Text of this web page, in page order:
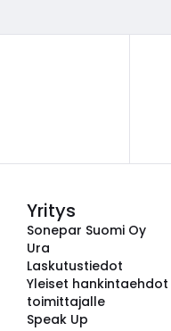
Yritys
Sonepar Suomi Oy
Ura
Laskutustiedot
Yleiset hankintaehdot
toimittajalle
Speak Up